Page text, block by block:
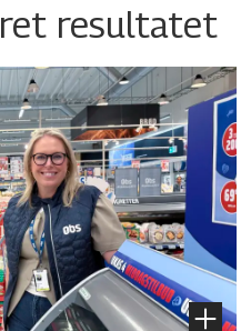
resultatet